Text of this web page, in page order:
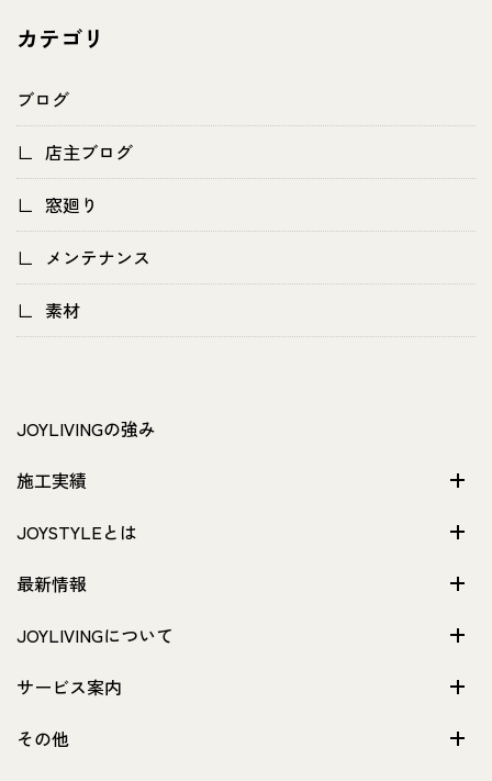
カテゴリ
ブログ
店主ブログ
窓廻り
メンテナンス
素材
JOYLIVINGの強み
施工実績
JOYSTYLEとは
最新情報
JOYLIVINGについて
サービス案内
その他